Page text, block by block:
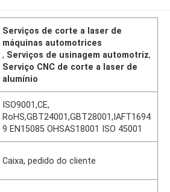
Serviços de corte a laser de
máquinas automotrices
, Serviços de usinagem automotriz,
Serviço CNC de corte a laser de
alumínio
ISO9001,CE,
RoHS,GBT24001,GBT28001,IAFT1694
9 EN15085 OHSAS18001 ISO 45001
Caixa, pedido do cliente